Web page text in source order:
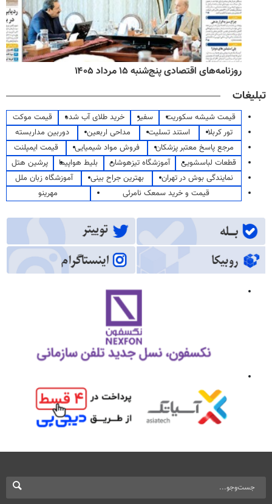
روزنامه‌های اقتصادی پنج‌شنبه ۱۵ مرداد ۱۴۰۵
تبلیغات
قیمت شیشه سکوریت سفیر خرید طلای آب شده
قیمت موکت
تور کربلا
استند تسلیت مداحی اربعین
دوربین مداربسته
مرجع پاسخ معتبر پزشکان
فروش مواد شیمیایی
قیمت ایمپلنت
قطعات لباسشویی
آموزشگاه تیزهوشان بلیط هواپیما
پرشین هتل
نمایندگی بوش در تهران
بهترین جراح بینی
آموزشگاه زبان ملل
قیمت و خرید سمعک نامرئی
مهرینو